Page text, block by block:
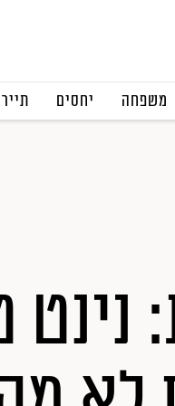
משפחה יחסים
נינט